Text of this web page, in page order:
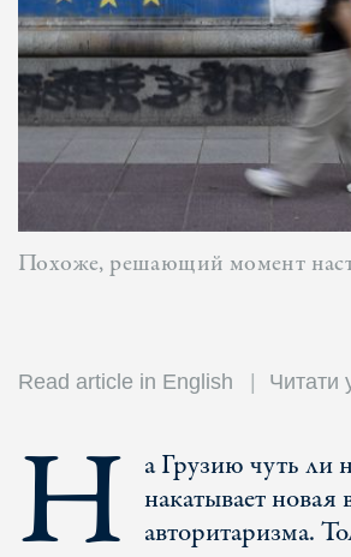
Похоже, решающий момент
Read article in English Читати
Н
а Грузию чуть ли
накатывает новая
авторитаризма.